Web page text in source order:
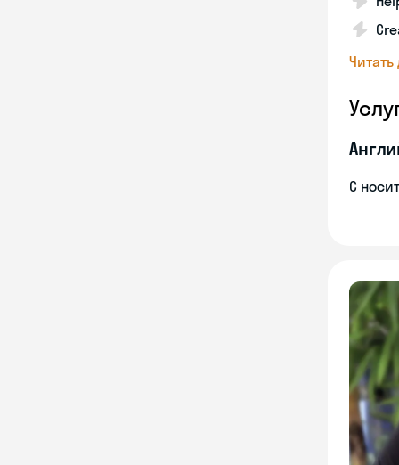
С